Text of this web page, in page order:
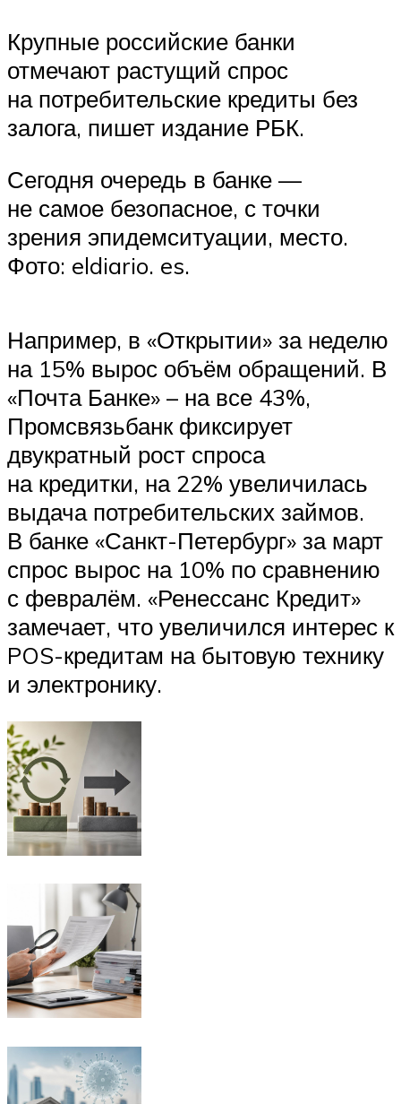
Крупные российские банки
отмечают растущий спрос
на потребительские кредиты без
залога, пишет издание РБК.
Сегодня очередь в банке —
не самое безопасное, с точки
зрения эпидемситуации, место.
Фото: eldiario. es.
Например, в «Открытии» за неделю
на 15% вырос объём обращений. В
«Почта Банке» – на все 43%,
Промсвязьбанк фиксирует
двукратный рост спроса
на кредитки, на 22% увеличилась
выдача потребительских займов.
В банке «Санкт-Петербург» за март
спрос вырос на 10% по сравнению
с февралём. «Ренессанс Кредит»
замечает, что увеличился интерес к
POS-кредитам на бытовую технику
и электронику.